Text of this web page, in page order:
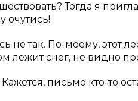
Тогда я
очутись!
не так. По-моему, этот
лежит снег, не видно
письмо кто-то